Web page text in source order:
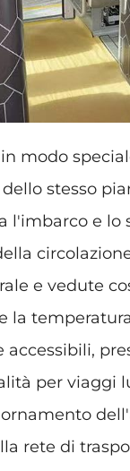
modo
stesso
l'imbarco e lo
e vedute
per viaggi
rete di